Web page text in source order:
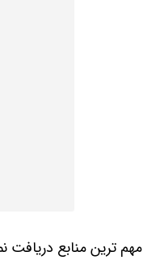
مهم ترین منابع دریافت